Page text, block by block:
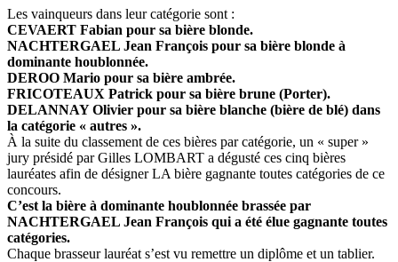
Les vainqueurs dans leur catégorie sont :
CEVAERT Fabian pour sa bière blonde.
NACHTERGAEL Jean François pour sa bière blonde à
dominante houblonnée.
DEROO Mario pour sa bière ambrée.
FRICOTEAUX Patrick pour sa bière brune (Porter).
DELANNAY Olivier pour sa bière blanche (bière de blé) dans
la catégorie « autres ».
À la suite du classement de ces bières par catégorie, un « super »
jury présidé par Gilles LOMBART a dégusté ces cinq bières
lauréates afin de désigner LA bière gagnante toutes catégories de ce
concours.
C’est la bière à dominante houblonnée brassée par
NACHTERGAEL Jean François qui a été élue gagnante toutes
catégories.
Chaque brasseur lauréat s’est vu remettre un diplôme et un tablier.